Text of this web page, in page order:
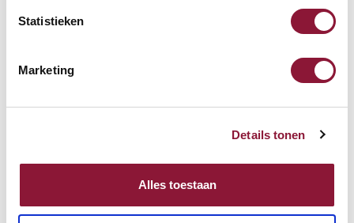
Statistieken
Marketing
Details tonen
Alles toestaan
Opzoek naar een offerte op maat? Maak je werkplek compleet
Toevoegen aan vergelijker